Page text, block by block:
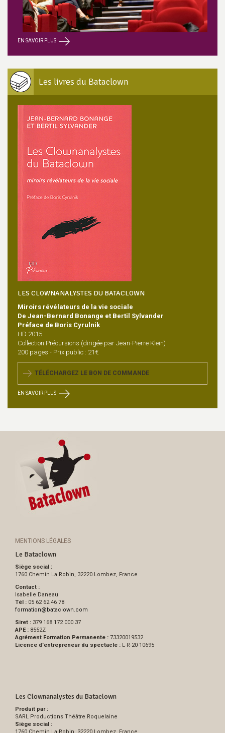
EN SAVOIR PLUS
Les livres du Bataclown
LES CLOWNANALYSTES DU BATACLOWN
Miroirs révélateurs de la vie sociale
De Jean-Bernard Bonange et Bertil Sylvander
Préface de Boris Cyrulnik
HD 2015
Collection Précursions (dirigée par Jean-Pierre Klein)
200 pages - Prix public : 21€
TÉLÉCHARGEZ LE BON DE COMMANDE
EN SAVOIR PLUS
MENTIONS LÉGALES
Le Bataclown
Siège social :
1760 Chemin La Robin, 32220 Lombez, France
Contact :
Isabelle Daneau
Tél : 05 62 62 46 78
formation@bataclown.com
Siret : 379 168 172 000 37
APE : 8552Z
Agrément Formation Permanente : 73320019532
Licence d’entrepreneur du spectacle : L-R-20-10695
Les Clownanalystes du Bataclown
Produit par :
SARL Productions Théâtre Roquelaine
Siège social :
1760 Chemin La Robin, 32220 Lombez, France